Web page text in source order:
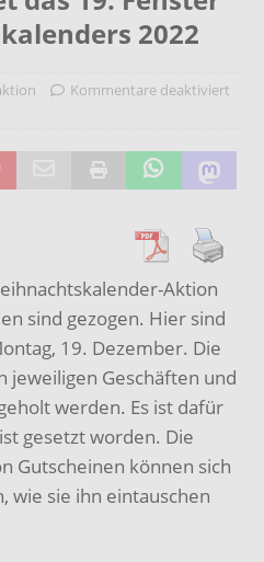
2022
Kommentare deaktiviert
Aktion
sind gezogen. Hier sind
19. Dezember. Die
jeweiligen Geschäften und
werden. Es ist dafür
gesetzt worden. Die
Gutscheinen können sich
wie sie ihn eintauschen